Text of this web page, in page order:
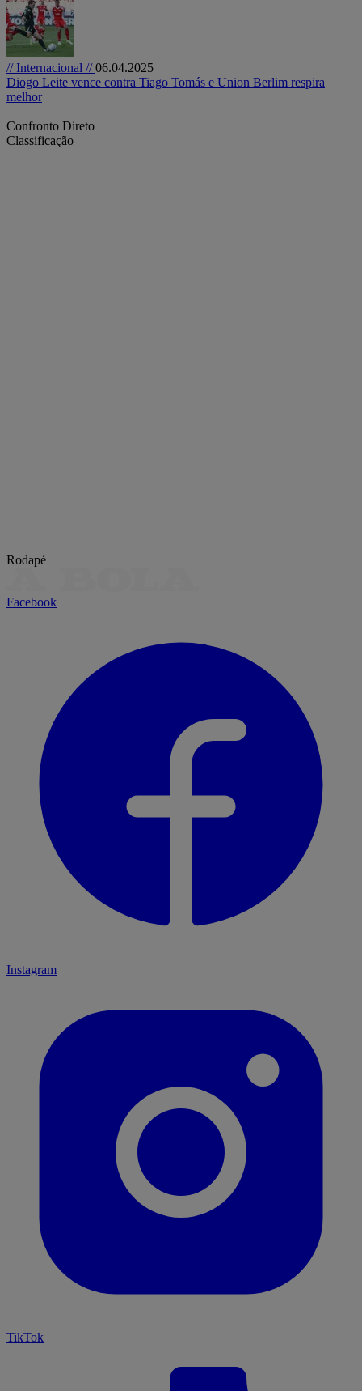
// Internacional //06.04.2025
Diogo Leite vence contra Tiago Tomás e Union Berlim respira
melhor
Confronto Direto
Classificação
Rodapé
Facebook
Instagram
TikTok